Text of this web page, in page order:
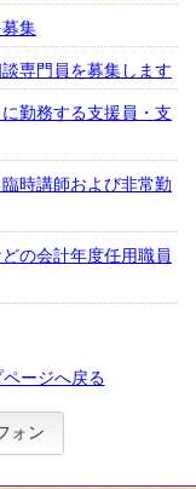
募集
専門員を募集します
勤務する支援員・支
時講師および非常勤
の会計年度任用職員
ページへ戻る
ォン